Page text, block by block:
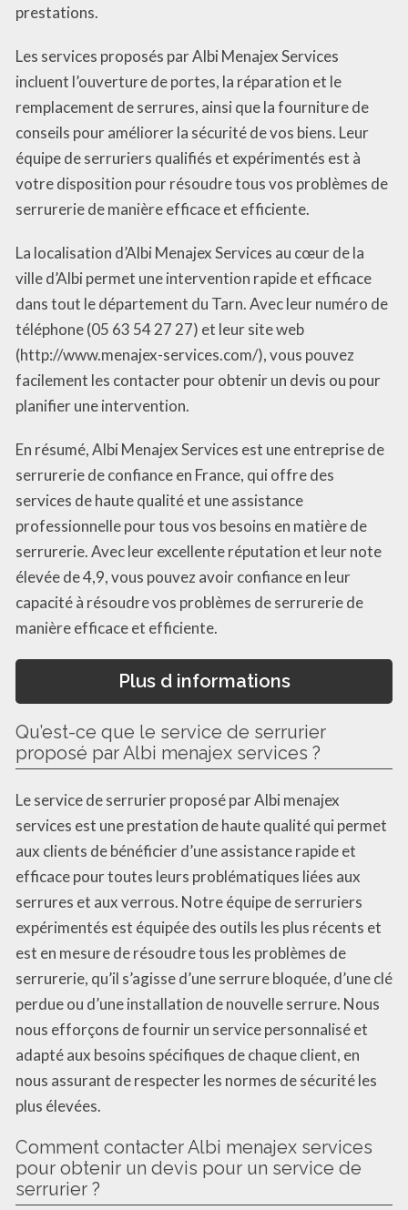
prestations.
Les services proposés par Albi Menajex Services
incluent l’ouverture de portes, la réparation et le
remplacement de serrures, ainsi que la fourniture de
conseils pour améliorer la sécurité de vos biens. Leur
équipe de serruriers qualifiés et expérimentés est à
votre disposition pour résoudre tous vos problèmes de
serrurerie de manière efficace et efficiente.
La localisation d’Albi Menajex Services au cœur de la
ville d’Albi permet une intervention rapide et efficace
dans tout le département du Tarn. Avec leur numéro de
téléphone (05 63 54 27 27) et leur site web
(http://www.menajex-services.com/), vous pouvez
facilement les contacter pour obtenir un devis ou pour
planifier une intervention.
En résumé, Albi Menajex Services est une entreprise de
serrurerie de confiance en France, qui offre des
services de haute qualité et une assistance
professionnelle pour tous vos besoins en matière de
serrurerie. Avec leur excellente réputation et leur note
élevée de 4,9, vous pouvez avoir confiance en leur
capacité à résoudre vos problèmes de serrurerie de
manière efficace et efficiente.
Plus d informations
Qu’est-ce que le service de serrurier
proposé par Albi menajex services ?
Le service de serrurier proposé par Albi menajex
services est une prestation de haute qualité qui permet
aux clients de bénéficier d’une assistance rapide et
efficace pour toutes leurs problématiques liées aux
serrures et aux verrous. Notre équipe de serruriers
expérimentés est équipée des outils les plus récents et
est en mesure de résoudre tous les problèmes de
serrurerie, qu’il s’agisse d’une serrure bloquée, d’une clé
perdue ou d’une installation de nouvelle serrure. Nous
nous efforçons de fournir un service personnalisé et
adapté aux besoins spécifiques de chaque client, en
nous assurant de respecter les normes de sécurité les
plus élevées.
Comment contacter Albi menajex services
pour obtenir un devis pour un service de
serrurier ?